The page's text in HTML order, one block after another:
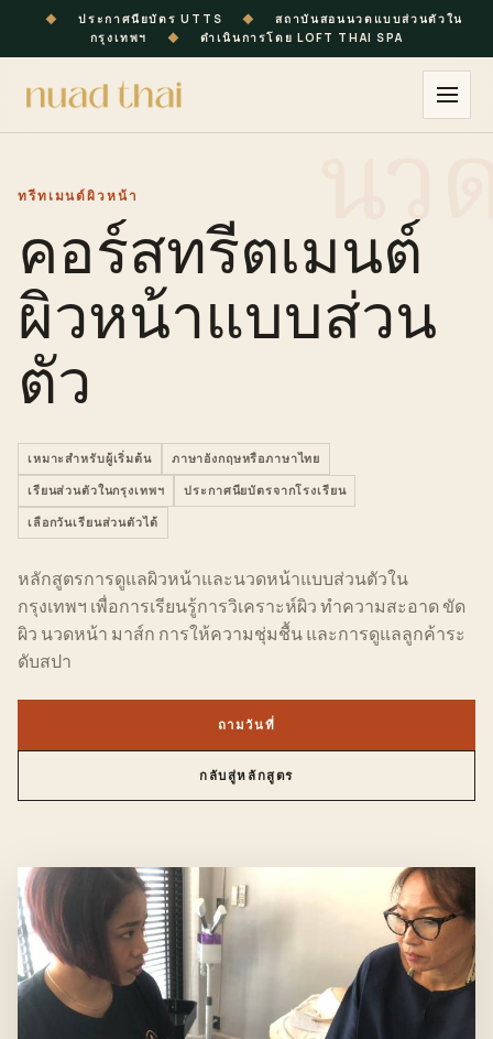
◆ ประกาศนียบัตร UTTS ◆
สถาบันสอนนวดแบบส่วนตัวใน
กรุงเทพฯ
◆ ดำเนินการโดย LOFT THAI SPA
ทรีทเมนต์ผิวหน้า
คอร์สทรีตเมนต์
ผิวหน้าแบบส่วน
ตัว
เหมาะสำหรับผู้เริ่มต้น ภาษาอังกฤษหรือภาษาไทย
เรียนส่วนตัวในกรุงเทพฯ ประกาศนียบัตรจากโรงเรียน
เลือกวันเรียนส่วนตัวได้
หลักสูตรการดูแลผิวหน้าและนวดหน้าแบบส่วนตัวใน
กรุงเทพฯ เพื่อการเรียนรู้การวิเคราะห์ผิว ทำความสะอาด ขัด
ผิว นวดหน้า มาส์ก การให้ความชุ่มชื้น และการดูแลลูกค้าระ
ดับสปา
ถามวันที่
กลับสู่หลักสูตร